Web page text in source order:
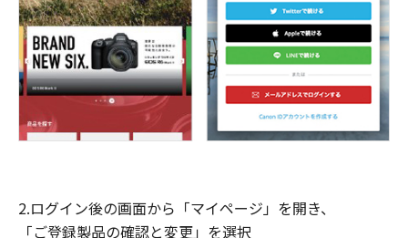
2.ログイン後の画面から「マイページ」を開き、
「ご登録製品の確認と変更」を選択